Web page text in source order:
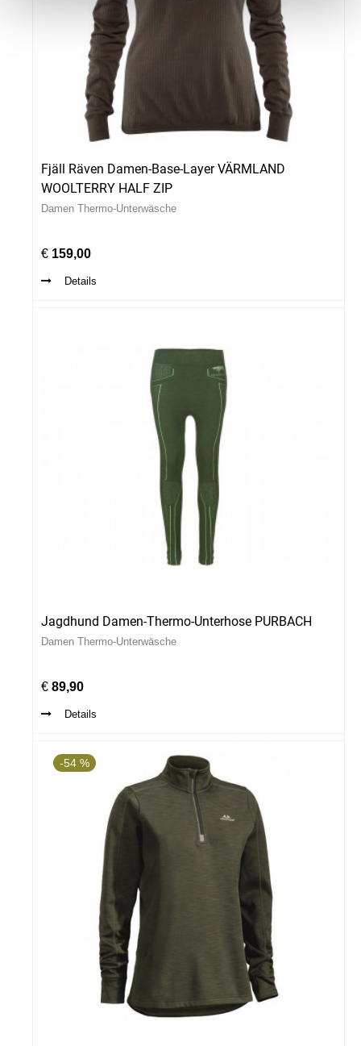
Fjäll Räven Damen-Base-Layer VÄRMLAND
WOOLTERRY HALF ZIP
Damen Thermo-Unterwäsche
€ 159,00
Details
Jagdhund Damen-Thermo-Unterhose PURBACH
Damen Thermo-Unterwäsche
€ 89,90
Details
-54 %